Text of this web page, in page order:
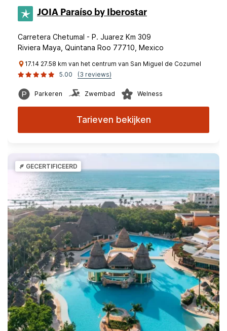
JOIA Paraíso by Iberostar
Carretera Chetumal - P. Juarez Km 309
Riviera Maya, Quintana Roo 77710, Mexico
17.14 27.58 km van het centrum van San Miguel de Cozumel
5.00
(3 reviews)
Parkeren Zwembad Welness
Tarieven bekijken
GECERTIFICEERD